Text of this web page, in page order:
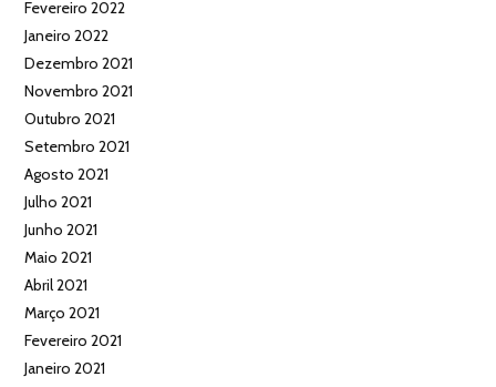
Fevereiro 2022
Janeiro 2022
Dezembro 2021
Novembro 2021
Outubro 2021
Setembro 2021
Agosto 2021
Julho 2021
Junho 2021
Maio 2021
Abril 2021
Março 2021
Fevereiro 2021
Janeiro 2021